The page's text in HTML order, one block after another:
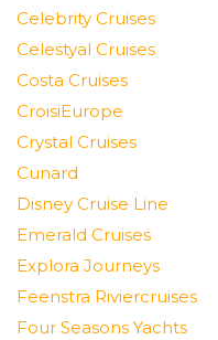
Celebrity Cruises
Celestyal Cruises
Costa Cruises
CroisiEurope
Crystal Cruises
Cunard
Disney Cruise Line
Emerald Cruises
Explora Journeys
Feenstra Riviercruises
Four Seasons Yachts